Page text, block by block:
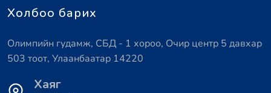
Холбоо барих
Олимпийн гудамж, СБД - 1 хороо, Очир центр 5 давхар
503 тоот, Улаанбаатар 14220
Хаяг